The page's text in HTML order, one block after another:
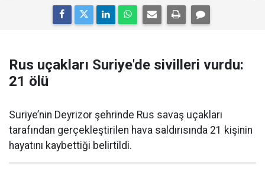
Rus uçakları Suriye'de sivilleri vurdu:
21 ölü
Suriye’nin Deyrizor şehrinde Rus savaş uçakları
tarafından gerçekleştirilen hava saldırısında 21 kişinin
hayatını kaybettiği belirtildi.